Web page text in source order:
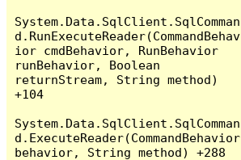
System.Data.SqlClient.SqlComman
d.RunExecuteReader(CommandBehav
ior cmdBehavior, RunBehavior
runBehavior, Boolean
returnStream, String method)
+104
System.Data.SqlClient.SqlComman
d.ExecuteReader(CommandBehavior
behavior, String method) +288